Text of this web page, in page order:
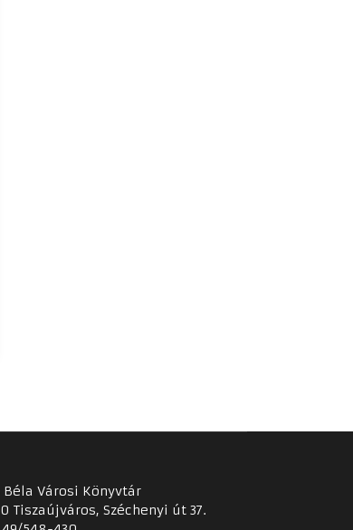
Béla Városi Könyvtár
Tiszaújváros, Széchenyi út 37.